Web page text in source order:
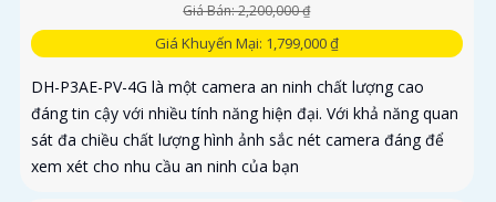
Giá Bán: 2,200,000 ₫
Giá Khuyến Mại: 1,799,000 ₫
DH-P3AE-PV-4G là một camera an ninh chất lượng cao
đáng tin cậy với nhiều tính năng hiện đại. Với khả năng quan
sát đa chiều chất lượng hình ảnh sắc nét camera đáng để
xem xét cho nhu cầu an ninh của bạn